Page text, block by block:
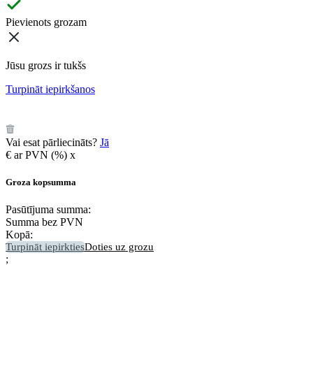
Pievienots grozam
Jūsu grozs ir tukšs
Turpināt iepirkšanos
Vai esat pārliecināts? Jā
€ ar PVN (%) x
Groza kopsumma
Pasūtījuma summa:
Summa bez PVN
Kopā:
Turpināt iepirktiesDoties uz grozu
;